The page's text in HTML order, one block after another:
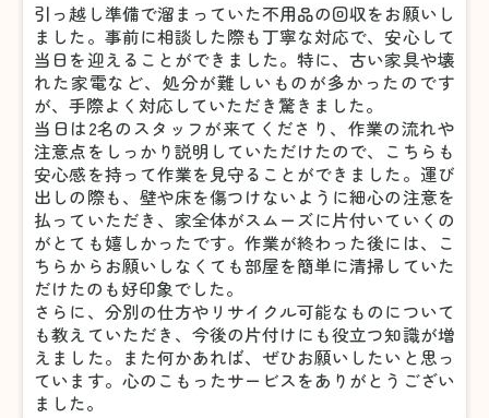
引っ越し準備で溜まっていた不用品の回収をお願いし
ました。事前に相談した際も丁寧な対応で、安心して
当日を迎えることができました。特に、古い家具や壊
れた家電など、処分が難しいものが多かったのです
が、手際よく対応していただき驚きました。
当日は2名のスタッフが来てくださり、作業の流れや
注意点をしっかり説明していただけたので、こちらも
安心感を持って作業を見守ることができました。運び
出しの際も、壁や床を傷つけないように細心の注意を
払っていただき、家全体がスムーズに片付いていくの
がとても嬉しかったです。作業が終わった後には、こ
ちらからお願いしなくても部屋を簡単に清掃していた
だけたのも好印象でした。
さらに、分別の仕方やリサイクル可能なものについて
も教えていただき、今後の片付けにも役立つ知識が増
えました。また何かあれば、ぜひお願いしたいと思っ
ています。心のこもったサービスをありがとうござい
ました。